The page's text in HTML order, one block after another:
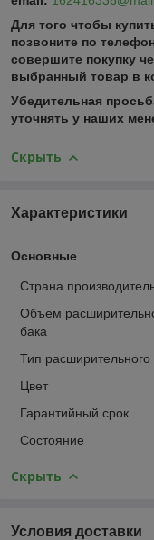
Для того чтобы
позвоните по
совершите покупку
выбранный товар в
Убедительная
уточнять у наших
Скрыть
Характеристики
Основные
Страна
Объем
бака
Тип расширительного
Цвет
Гарантийный срок
Состояние
Скрыть
Условия доставки